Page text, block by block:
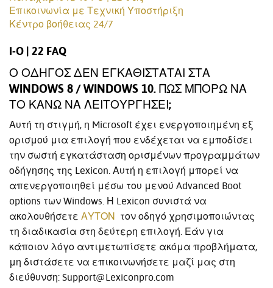
Επικοινωνία με Τεχνική Υποστήριξη
Κέντρο βοήθειας 24/7
I-O | 22 FAQ
Ο ΟΔΗΓΌΣ ΔΕΝ ΕΓΚΑΘΊΣΤΑΤΑΙ ΣΤΑ
WINDOWS 8 / WINDOWS 10. ΠΏΣ ΜΠΟΡΏ ΝΑ
ΤΟ ΚΆΝΩ ΝΑ ΛΕΙΤΟΥΡΓΉΣΕΙ;
Αυτή τη στιγμή, η Microsoft έχει ενεργοποιημένη εξ
ορισμού μια επιλογή που ενδέχεται να εμποδίσει
την σωστή εγκατάσταση ορισμένων προγραμμάτων
οδήγησης της Lexicon. Αυτή η επιλογή μπορεί να
απενεργοποιηθεί μέσω του μενού Advanced Boot
options των Windows. Η Lexicon συνιστά να
ακολουθήσετε ΑΥΤΟΝ
τον οδηγό χρησιμοποιώντας
τη διαδικασία στη δεύτερη επιλογή. Εάν για
κάποιον λόγο αντιμετωπίσετε ακόμα προβλήματα,
μη διστάσετε να επικοινωνήσετε μαζί μας στη
διεύθυνση: Support@Lexiconpro.com